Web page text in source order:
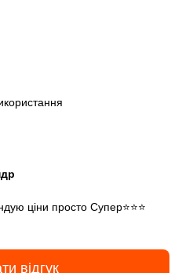
ціни просто Супер⭐⭐⭐
відгук